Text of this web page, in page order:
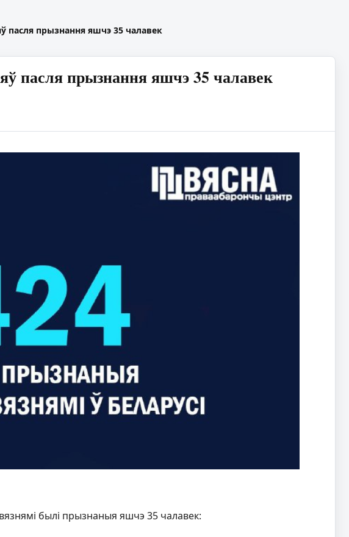
пасля прызнання яшчэ 35 чалавек
пасля прызнання яшчэ 35 чалавек
былі прызнаныя яшчэ 35 чалавек: